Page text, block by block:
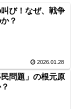
び！なぜ、戦争
？
2026.01.28
問題」の根元原